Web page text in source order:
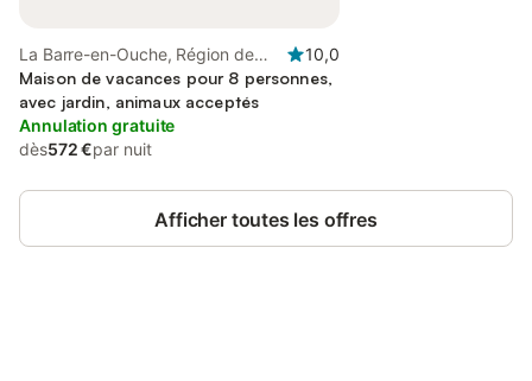
La Barre-en-Ouche, Région de
Bernay
10,0
Maison de vacances pour 8 personnes,
avec jardin, animaux acceptés
Annulation gratuite
dès572 €par nuit
Afficher toutes les offres